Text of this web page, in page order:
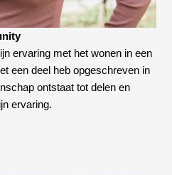
ervaring met het wonen in een
een deel heb opgeschreven in
ontstaat tot delen en
ervaring.